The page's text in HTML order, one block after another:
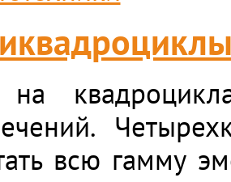
на
всю гамму